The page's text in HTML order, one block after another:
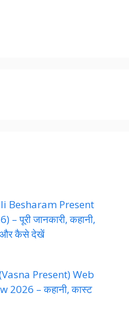
Besharam Present
– पूरी जानकारी, कहानी,
और कैसे देखें
(Vasna Present) Web
2026 – कहानी, कास्ट